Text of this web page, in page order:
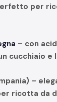
per
– con
cucchiaio e
–
ricotta da